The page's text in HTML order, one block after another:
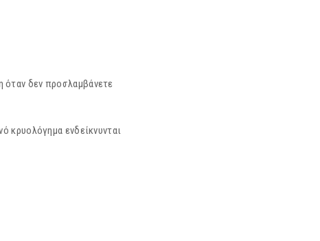
όταν δεν προσλαμβάνετε
κρυολόγημα ενδείκνυνται